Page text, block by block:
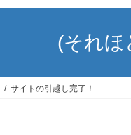
(それほ
サイトの引越し完了！